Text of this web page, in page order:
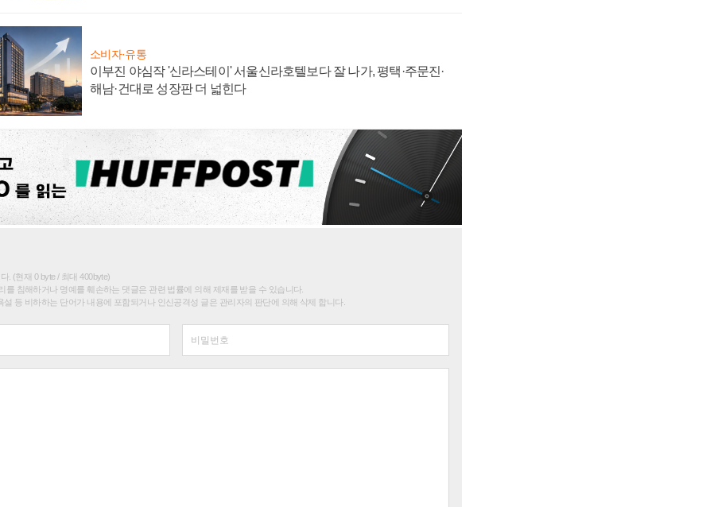
소비자·유통
이부진 야심작 '신라스테이' 서울신라호텔보다 잘 나가, 평택·주문진·
해남·건대로 성장판 더 넓힌다
. (현재 0 byte / 최대 400byte)
를 침해하거나 명예를 훼손하는 댓글은 관련 법률에 의해 제재를 받을 수 있습니다.
설 등 비하하는 단어가 내용에 포함되거나 인신공격성 글은 관리자의 판단에 의해 삭제 합니다.